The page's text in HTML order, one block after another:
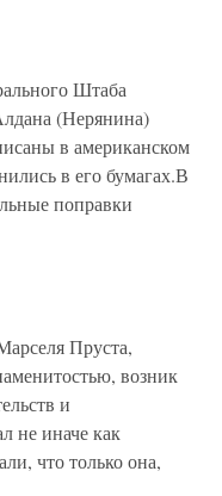
Штаба
(Нерянина)
в американском
в его бумагах.В
поправки
Пруста,
возник
и
не иначе как
что только она,